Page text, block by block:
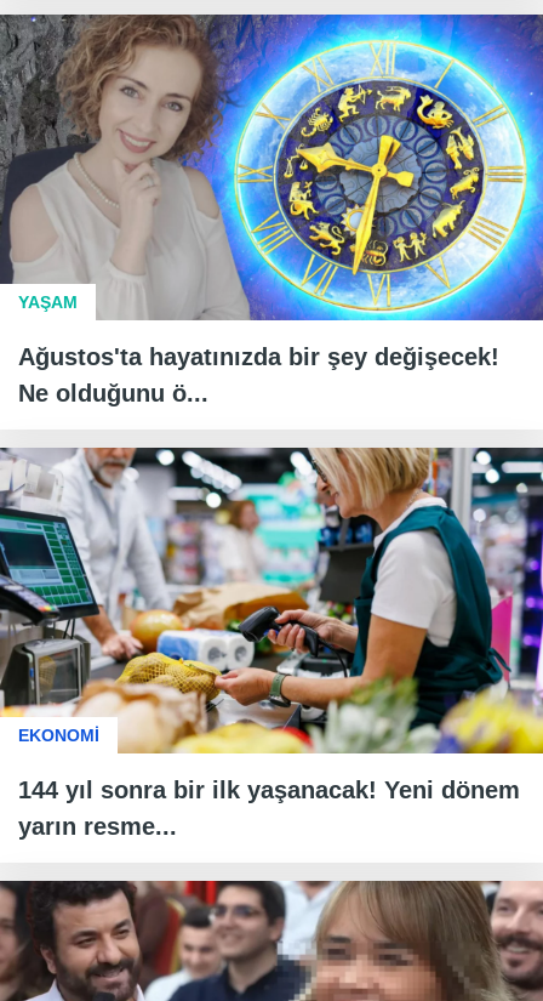
YAŞAM
Ağustos'ta hayatınızda bir şey değişecek!
Ne olduğunu ö...
EKONOMİ
144 yıl sonra bir ilk yaşanacak! Yeni dönem
yarın resme...